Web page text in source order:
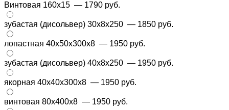
Винтовая 160х15 — 1790 руб.
зубастая (дисольвер) 30х8х250 — 1850 руб.
лопастная 40х50х300х8 — 1950 руб.
зубастая (дисольвер) 40х8х250 — 1950 руб.
якорная 40х40х300х8 — 1950 руб.
винтовая 80х400х8 — 1950 руб.